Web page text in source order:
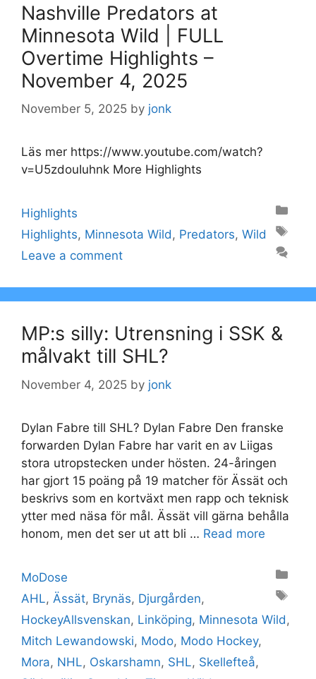
Nashville Predators at
Minnesota Wild | FULL
Overtime Highlights –
November 4, 2025
November 5, 2025 by jonk
Läs mer https://www.youtube.com/watch?
v=U5zdouIuhnk More Highlights
Categories
Highlights
Tags
Highlights, Minnesota Wild, Predators, Wild
Leave a comment
MP:s silly: Utrensning i SSK &
målvakt till SHL?
November 4, 2025 by jonk
Dylan Fabre till SHL? Dylan Fabre Den franske
forwarden Dylan Fabre har varit en av Liigas
stora utropstecken under hösten. 24-åringen
har gjort 15 poäng på 19 matcher för Ässät och
beskrivs som en kortväxt men rapp och teknisk
ytter med näsa för mål. Ässät vill gärna behålla
honom, men det ser ut att bli … Read more
Categories
MoDose
Tags
AHL, Ässät, Brynäs, Djurgården,
HockeyAllsvenskan, Linköping, Minnesota Wild ,
Mitch Lewandowski, Modo, Modo Hockey,
Mora, NHL, Oskarshamn, SHL, Skellefteå,